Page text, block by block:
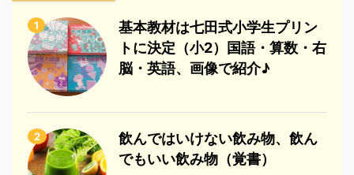
1
基本教材は七田式小学生プリン
トに決定（小2）国語・算数・右
脳・英語、画像で紹介♪
2
飲んではいけない飲み物、飲ん
でもいい飲み物（覚書）